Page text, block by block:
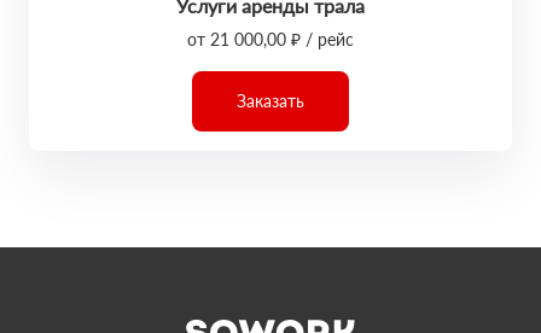
Услуги аренды трала
от 21 000,00 ₽ / рейс
Заказать